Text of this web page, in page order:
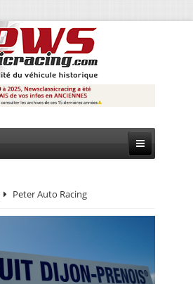
Peter Auto Racing